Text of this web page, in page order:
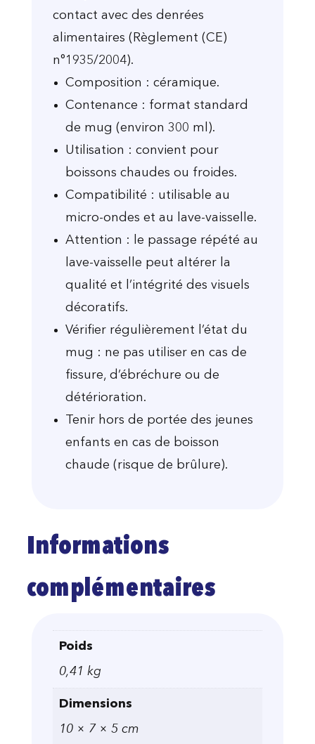
contact avec des denrées
alimentaires (Règlement (CE)
n°1935/2004).
Composition : céramique.
Contenance : format standard
de mug (environ 300 ml).
Utilisation : convient pour
boissons chaudes ou froides.
Compatibilité : utilisable au
micro-ondes et au lave-vaisselle.
Attention : le passage répété au
lave-vaisselle peut altérer la
qualité et l’intégrité des visuels
décoratifs.
Vérifier régulièrement l’état du
mug : ne pas utiliser en cas de
fissure, d’ébréchure ou de
détérioration.
Tenir hors de portée des jeunes
enfants en cas de boisson
chaude (risque de brûlure).
Informations
complémentaires
Poids
0,41 kg
Dimensions
10 × 7 × 5 cm